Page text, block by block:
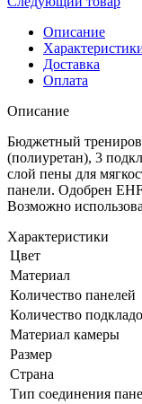
Описание
Доставка
Оплата
Описание
Бюджетный
(полиуретан), 3
слой пены для
панели. Одобрен
Возможно
Характеристики
Цвет
Материал
Количество панелей
Количество
Материал камеры
Размер
Страна
Тип соединения